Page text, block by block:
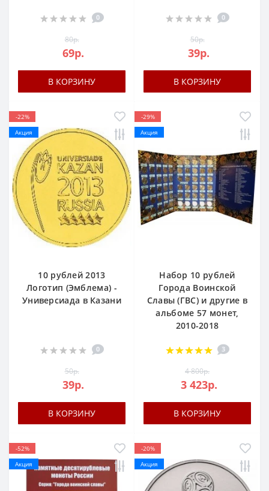
0
80р.
69р.
В КОРЗИНУ
0
50р.
39р.
В КОРЗИНУ
-22%
Акция
10 рублей 2013
Логотип (Эмблема) -
Универсиада в Казани
0
50р.
39р.
В КОРЗИНУ
-29%
Акция
Набор 10 рублей
Города Воинской
Славы (ГВС) и другие в
альбоме 57 монет,
2010-2018
3
4 800р.
3 423р.
В КОРЗИНУ
-52%
Акция
-20%
Акция